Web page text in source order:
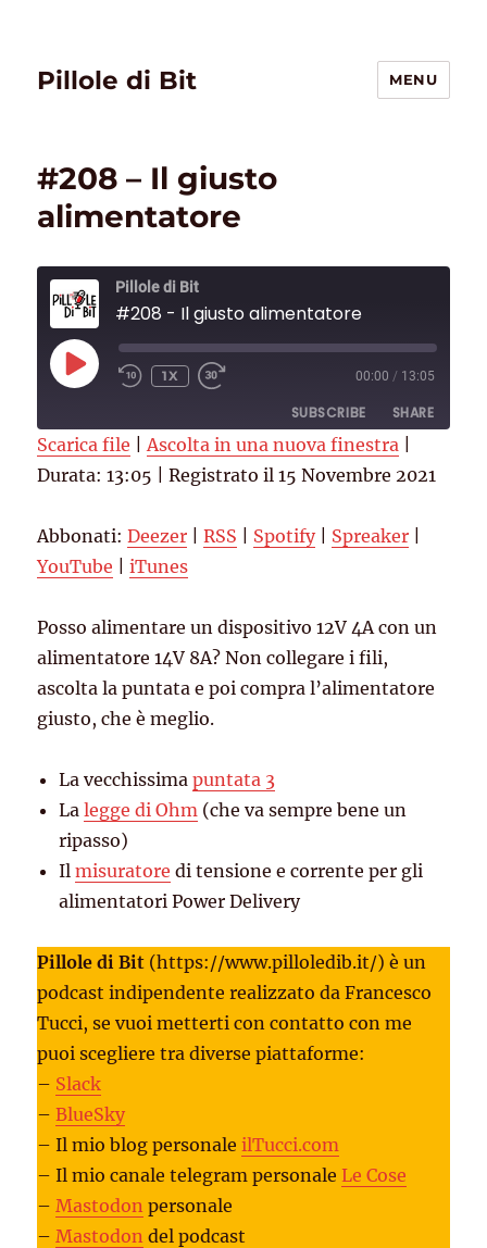
Pillole di Bit MENU
#208 – Il giusto
alimentatore
Pillole di Bit
#208 - Il giusto alimentatore
PLAY
EPISODE
1X 00:00 / 13:05
SUBSCRIBE SHARE
Deezer RSS
YouTube iTunes
RSS FEED
SHARE
EMBED
Scarica file |Ascolta in una nuova finestra
Durata: 13:05 |Registrato il 15 Novembre 2021
Abbonati:Deezer |RSS Spotify| Spreaker
YouTube |iTunes
Posso alimentare un dispositivo 12V 4A con un
alimentatore 14V 8A? Non collegare i fili,
ascolta la puntata e poi compra l’alimentatore
giusto, che è meglio.
La vecchissimapuntata 3
Lalegge di Ohm (che va sempre bene un
ripasso)
Ilmisuratore di tensione e corrente per gli
alimentatori Power Delivery
Pillole di Bit (https://www.pilloledib.it/) è un
podcast indipendente realizzato da Francesco
Tucci, se vuoi metterti con contatto con me
puoi scegliere tra diverse piattaforme:
– Slack
–BlueSky
– Il mio blog personaleilTucci.com
– Il mio canale telegram personaleLe Cose
–Mastodon personale
–Mastodon del podcast